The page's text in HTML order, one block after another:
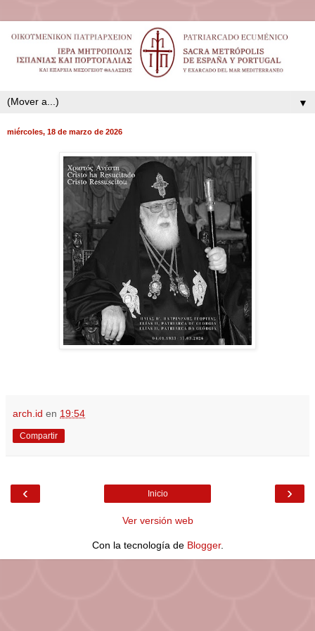
▼
miércoles, 18 de marzo de 2026
arch.id en 19:54
Compartir
‹ ›
Inicio
Ver versión web
Con la tecnología de Blogger.